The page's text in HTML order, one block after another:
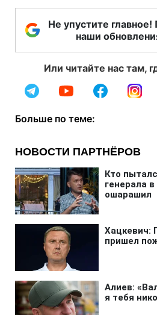
Не упустите
наши
Или читайте нас там,
Больше по теме: